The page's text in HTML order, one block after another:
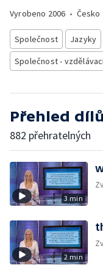
Vyrobeno 2006 • Česko
Společnost
Jazyky
Společnost -
Přehled dílů
882 přehratelných
3 min
2 min